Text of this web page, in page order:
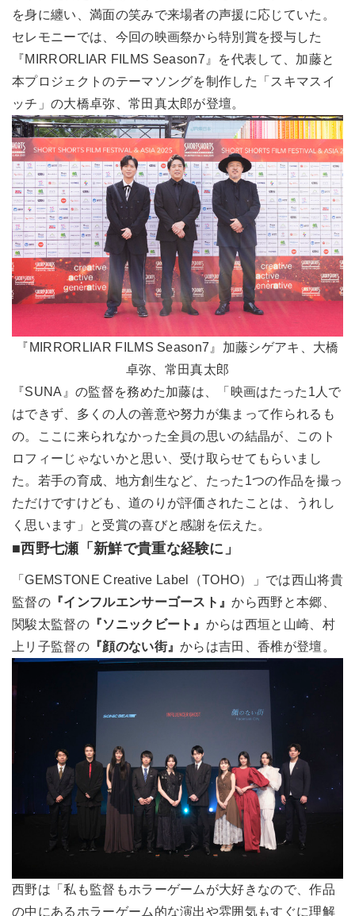
を身に纏い、満面の笑みで来場者の声援に応じていた。
セレモニーでは、今回の映画祭から特別賞を授与した
『MIRRORLIAR FILMS Season7』を代表して、加藤と
本プロジェクトのテーマソングを制作した「スキマスイ
ッチ」の大橋卓弥、常田真太郎が登壇。
『MIRRORLIAR FILMS Season7』加藤シゲアキ、大橋
卓弥、常田真太郎
『SUNA』の監督を務めた加藤は、「映画はたった1人で
はできず、多くの人の善意や努力が集まって作られるも
の。ここに来られなかった全員の思いの結晶が、このト
ロフィーじゃないかと思い、受け取らせてもらいまし
た。若手の育成、地方創生など、たった1つの作品を撮っ
ただけですけども、道のりが評価されたことは、うれし
く思います」と受賞の喜びと感謝を伝えた。
■西野七瀬「新鮮で貴重な経験に」
「GEMSTONE Creative Label（TOHO）」では西山将貴
監督の『インフルエンサーゴースト』から西野と本郷、
関駿太監督の『ソニックビート』 からは西垣と山崎、村
上リ子監督の『顔のない街』からは吉田、香椎が登壇。
西野は「私も監督もホラーゲームが大好きなので、作品
の中にあるホラーゲーム的な演出や雰囲気もすぐに理解